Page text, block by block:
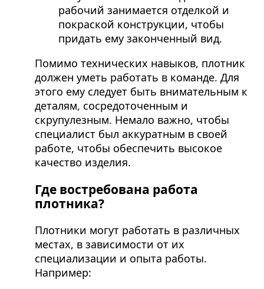
рабочий занимается отделкой и
покраской конструкции, чтобы
придать ему законченный вид.
Помимо технических навыков, плотник
должен уметь работать в команде. Для
этого ему следует быть внимательным к
деталям, сосредоточенным и
скрупулезным. Немало важно, чтобы
специалист был аккуратным в своей
работе, чтобы обеспечить высокое
качество изделия.
Где востребована работа
плотника?
Плотники могут работать в различных
местах, в зависимости от их
специализации и опыта работы.
Например: